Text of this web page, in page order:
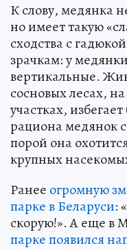
К слову, медянка
но имеет такую
сходства с
зрачкам: у
вертикальные.
сосновых лесах,
участках,
рациона медянок
порой она
крупных
Ранее огромную
парке в Беларуси:
скорую!». А еще в
парке появился